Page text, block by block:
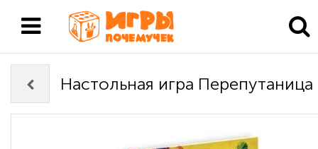
Настольная игра Перепутаница